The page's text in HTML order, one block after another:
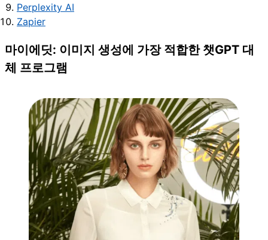
Perplexity AI
Zapier
마이에딧: 이미지 생성에 가장 적합한 챗GPT 대
체 프로그램